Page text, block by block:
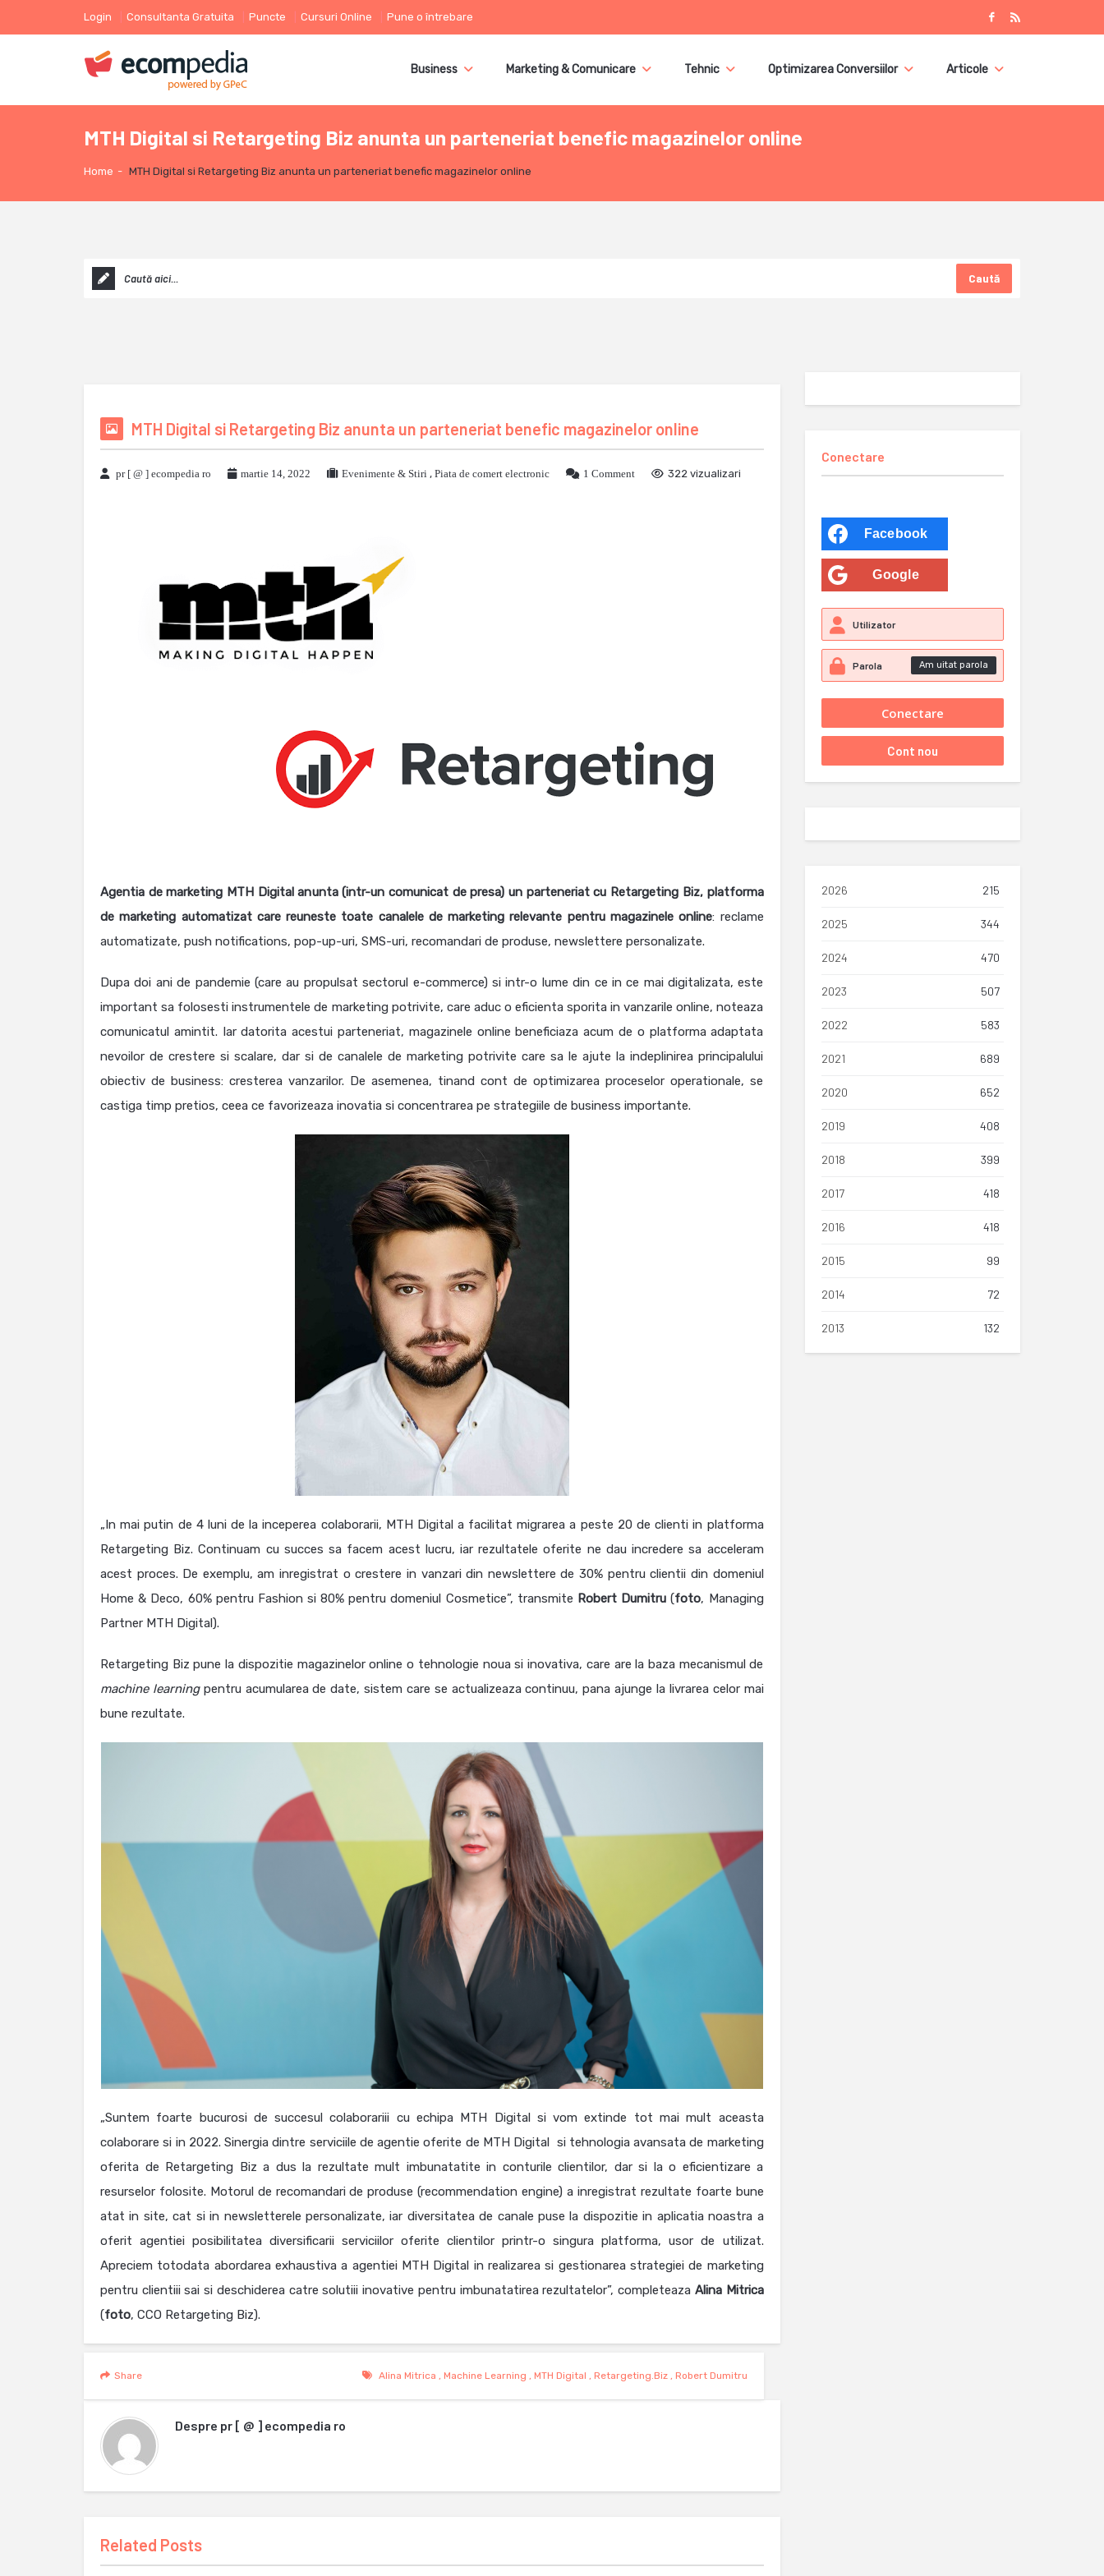
Login Consultanta Gratuita Puncte Cursuri Online Pune o întrebare
Business Marketing & Comunicare Tehnic Optimizarea Conversiilor Articole
MTH Digital si Retargeting Biz anunta un parteneriat benefic magazinelor online
Home - MTH Digital si Retargeting Biz anunta un parteneriat benefic magazinelor online
Caută
MTH Digital si Retargeting Biz anunta un parteneriat benefic magazinelor online
pr [ @ ] ecompedia ro martie 14, 2022 Evenimente & Stiri , Piata de comert electronic 1 Comment 322 vizualizari
Agentia de marketing MTH Digital anunta (intr-un comunicat de presa) un parteneriat cu Retargeting Biz, platforma
de marketing automatizat care reuneste toate canalele de marketing relevante pentru magazinele online: reclame
automatizate, push notifications, pop-up-uri, SMS-uri, recomandari de produse, newslettere personalizate.
Dupa doi ani de pandemie (care au propulsat sectorul e-commerce) si intr-o lume din ce in ce mai digitalizata, este
important sa folosesti instrumentele de marketing potrivite, care aduc o eficienta sporita in vanzarile online, noteaza
comunicatul amintit. Iar datorita acestui parteneriat, magazinele online beneficiaza acum de o platforma adaptata
nevoilor de crestere si scalare, dar si de canalele de marketing potrivite care sa le ajute la indeplinirea principalului
obiectiv de business: cresterea vanzarilor. De asemenea, tinand cont de optimizarea proceselor operationale, se
castiga timp pretios, ceea ce favorizeaza inovatia si concentrarea pe strategiile de business importante.
„In mai putin de 4 luni de la inceperea colaborarii, MTH Digital a facilitat migrarea a peste 20 de clienti in platforma
Retargeting Biz. Continuam cu succes sa facem acest lucru, iar rezultatele oferite ne dau incredere sa acceleram
acest proces. De exemplu, am inregistrat o crestere in vanzari din newslettere de 30% pentru clientii din domeniul
Home & Deco, 60% pentru Fashion si 80% pentru domeniul Cosmetice”, transmite Robert Dumitru (foto, Managing
Partner MTH Digital).
Retargeting Biz pune la dispozitie magazinelor online o tehnologie noua si inovativa, care are la baza mecanismul de
machine learningpentru acumularea de date, sistem care se actualizeaza continuu, pana ajunge la livrarea celor mai
bune rezultate.
„Suntem foarte bucurosi de succesul colaborariii cu echipa MTH Digital si vom extinde tot mai mult aceasta
colaborare si in 2022. Sinergia dintre serviciile de agentie oferite de MTH Digital si tehnologia avansata de marketing
oferita de Retargeting Biz a dus la rezultate mult imbunatatite in conturile clientilor, dar si la o eficientizare a
resurselor folosite. Motorul de recomandari de produse (recommendation engine) a inregistrat rezultate foarte bune
atat in site, cat si in newsletterele personalizate, iar diversitatea de canale puse la dispozitie in aplicatia noastra a
oferit agentiei posibilitatea diversificarii serviciilor oferite clientilor printr-o singura platforma, usor de utilizat.
Apreciem totodata abordarea exhaustiva a agentiei MTH Digital in realizarea si gestionarea strategiei de marketing
pentru clientiii sai si deschiderea catre solutiii inovative pentru imbunatatirea rezultatelor”, completeaza Alina Mitrica
(foto, CCO Retargeting Biz).
Alina Mitrica , Machine Learning , MTH Digital , Retargeting.biz, Robert Dumitru
Share
Despre pr [ @ ] ecompedia ro
Related Posts
Conectare
Facebook
Google
Am uitat parola
2026 215
2025 344
2024 470
2023 507
2022 583
2021 689
2020 652
2019 408
2018 399
2017 418
2016 418
2015 99
2014 72
2013 132